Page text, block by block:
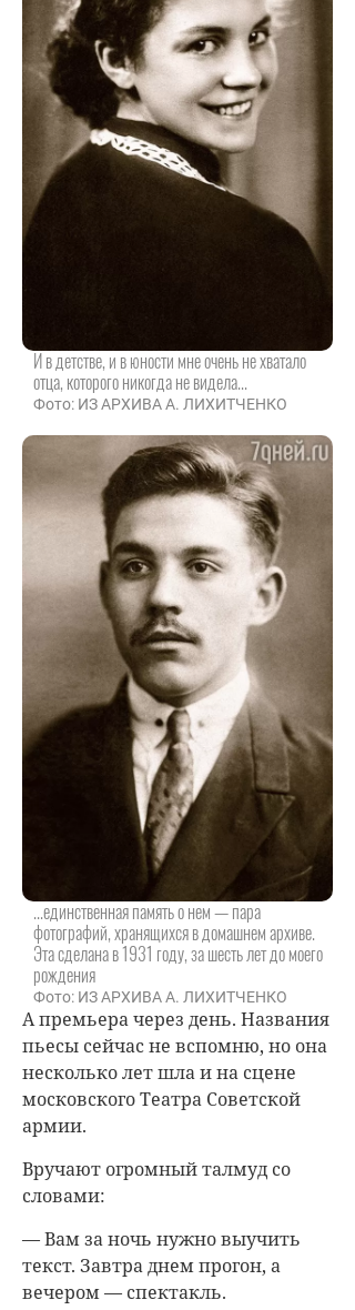
И в детстве, и в юности мне очень не хватало
отца, которого никогда не видела...
Фото: ИЗ АРХИВА А. ЛИХИТЧЕНКО
...единственная память о нем — пара
фотографий, хранящихся в домашнем архиве.
Эта сделана в 1931 году, за шесть лет до моего
рождения
Фото: ИЗ АРХИВА А. ЛИХИТЧЕНКО
А премьера через день. Названия
пьесы сейчас не вспомню, но она
несколько лет шла и на сцене
московского Театра Советской
армии.
Вручают огромный талмуд со
словами:
— Вам за ночь нужно выучить
текст. Завтра днем прогон, а
вечером — спектакль.